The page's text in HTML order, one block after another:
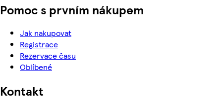
Pomoc s prvním nákupem
Jak nakupovat
Registrace
Rezervace času
Oblíbené
Kontakt